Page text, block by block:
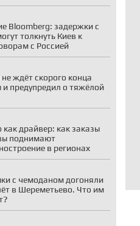
Bloomberg: задержки с
толкнуть Киев к
с Россией
не ждёт скорого конца
и предупредил о тяжёлой
как драйвер: как заказы
поднимают
в регионах
с чемоданом догоняли
в Шереметьево. Что им